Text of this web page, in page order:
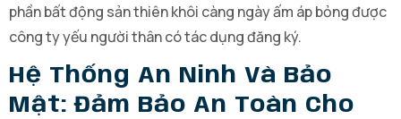
phần bất động sản thiên khôi càng ngày ấm áp bỏng được
công ty yếu người thân có tác dụng đăng ký.
Hệ Thống An Ninh Và Bảo
Mật: Đảm Bảo An Toàn Cho